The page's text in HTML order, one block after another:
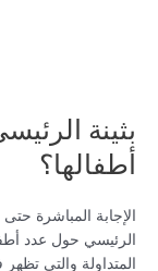
بثينة
أطفالها؟
الإجابة المباشرة
الرئيسي حول عدد
المتداولة والتي